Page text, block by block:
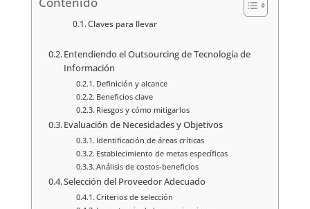
Claves para llevar
Entendiendo el Outsourcing de Tecnología de
Información
Definición y alcance
Beneficios clave
Riesgos y cómo mitigarlos
Evaluación de Necesidades y Objetivos
Identificación de áreas críticas
Establecimiento de metas específicas
Análisis de costos-beneficios
Selección del Proveedor Adecuado
Criterios de selección